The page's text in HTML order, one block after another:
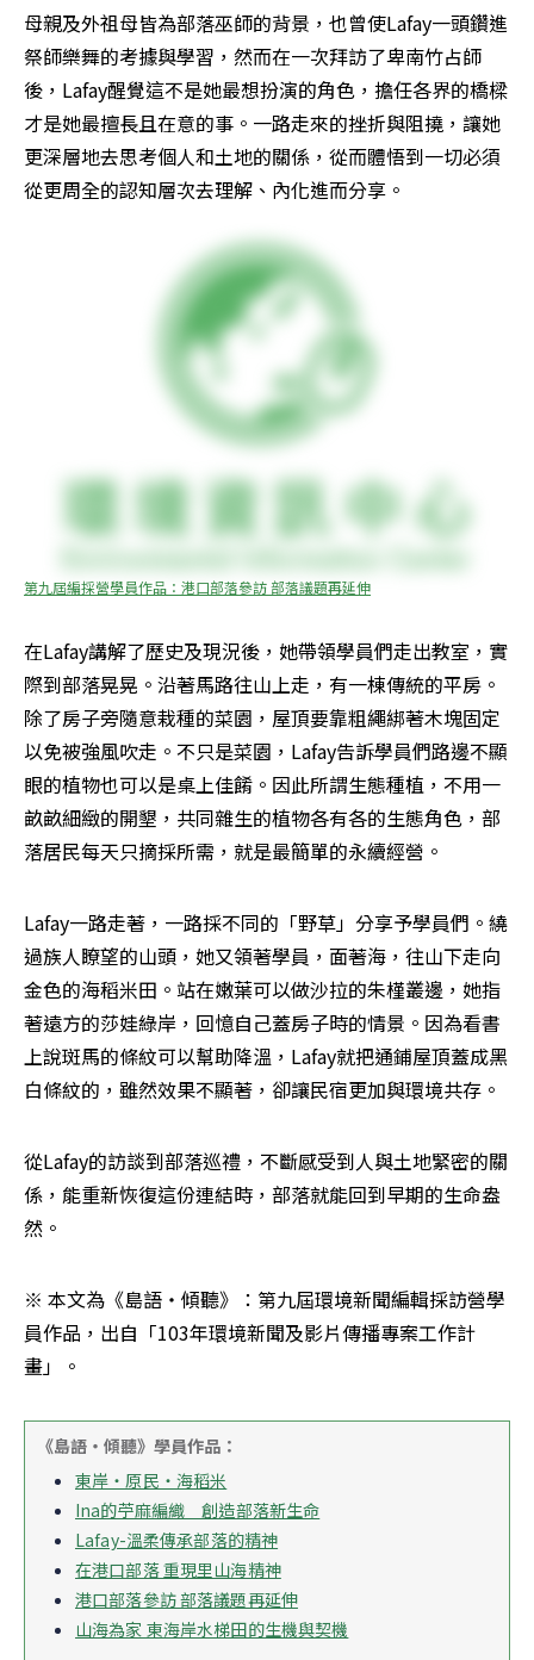
母親及外祖母皆為部落巫師的背景，也曾使Lafay一頭鑽進
祭師樂舞的考據與學習，然而在一次拜訪了卑南竹占師
後，Lafay醒覺這不是她最想扮演的角色，擔任各界的橋樑
才是她最擅長且在意的事。一路走來的挫折與阻撓，讓她
更深層地去思考個人和土地的關係，從而體悟到一切必須
從更周全的認知層次去理解、內化進而分享。
第九屆編採營學員作品：港口部落參訪 部落議題再延伸
在Lafay講解了歷史及現況後，她帶領學員們走出教室，實
際到部落晃晃。沿著馬路往山上走，有一棟傳統的平房。
除了房子旁隨意栽種的菜園，屋頂要靠粗繩綁著木塊固定
以免被強風吹走。不只是菜園，Lafay告訴學員們路邊不顯
眼的植物也可以是桌上佳餚。因此所謂生態種植，不用一
畝畝細緻的開墾，共同雜生的植物各有各的生態角色，部
落居民每天只摘採所需，就是最簡單的永續經營。
Lafay一路走著，一路採不同的「野草」分享予學員們。繞
過族人瞭望的山頭，她又領著學員，面著海，往山下走向
金色的海稻米田。站在嫩葉可以做沙拉的朱槿叢邊，她指
著遠方的莎娃綠岸，回憶自己蓋房子時的情景。因為看書
上說斑馬的條紋可以幫助降溫，Lafay就把通鋪屋頂蓋成黑
白條紋的，雖然效果不顯著，卻讓民宿更加與環境共存。
從Lafay的訪談到部落巡禮，不斷感受到人與土地緊密的關
係，能重新恢復這份連結時，部落就能回到早期的生命盎
然。
※ 本文為《島語‧傾聽》：第九屆環境新聞編輯採訪營學
員作品，出自「103年環境新聞及影片傳播專案工作計
畫」。
《島語‧傾聽》學員作品：
東岸‧原民‧海稻米
Ina的苧麻編織　創造部落新生命
Lafay-溫柔傳承部落的精神
在港口部落 重現里山海精神
港口部落參訪 部落議題再延伸
山海為家 東海岸水梯田的生機與契機